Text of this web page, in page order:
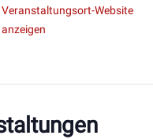
Veranstaltungsort-Website
anzeigen